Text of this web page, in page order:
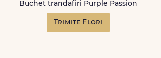
Buchet trandafiri Purple Passion
Trimite Flori